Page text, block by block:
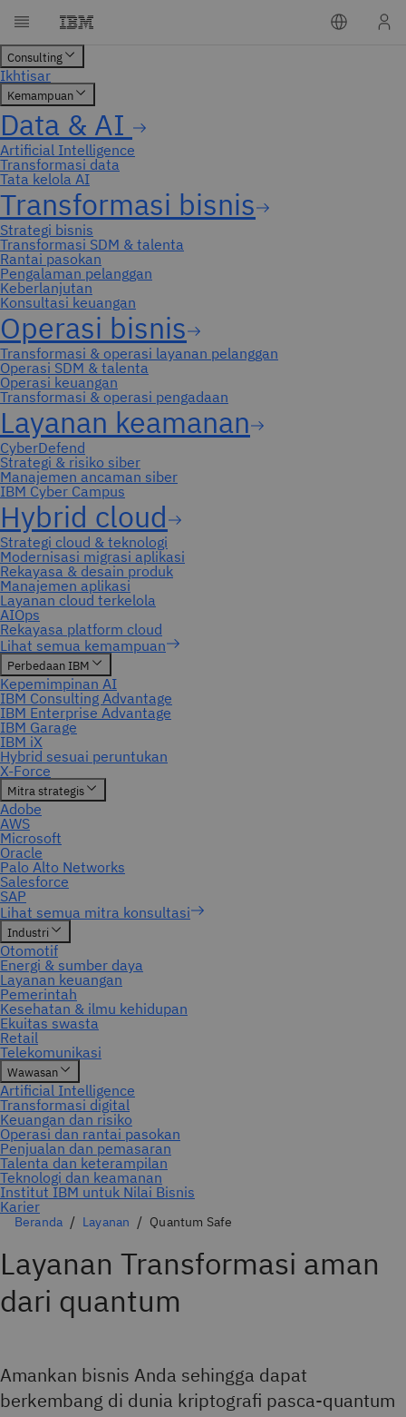
Beranda Layanan Quantum Safe
Layanan Transformasi aman
dari quantum
Amankan bisnis Anda sehingga dapat
berkembang di dunia kriptografi pasca-quantum